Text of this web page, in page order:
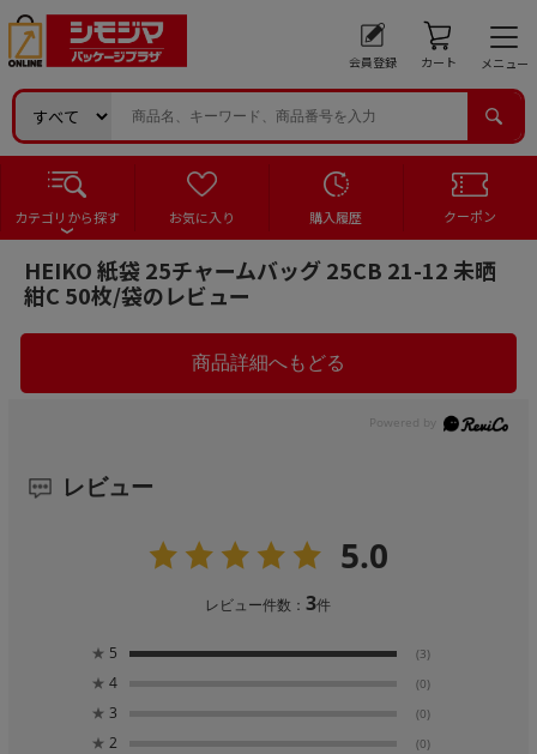
会員登録 カート メニュー
カテゴリから探す お気に入り 購入履歴 クーポン
HEIKO 紙袋 25チャームバッグ 25CB 21-12 未晒
紺C 50枚/袋のレビュー
レビュー
5.0
レビュー件数：3件
★ 5 (3)
★ 4 (0)
★ 3 (0)
★ 2 (0)